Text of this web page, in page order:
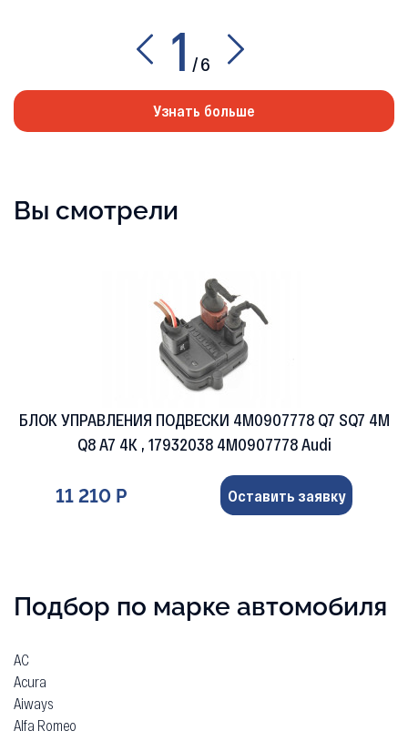
1 /6
Узнать больше
Вы смотрели
БЛОК УПРАВЛЕНИЯ ПОДВЕСКИ 4M0907778 Q7 SQ7 4M
Q8 A7 4K , 17932038 4M0907778 Audi
11 210 Р Оставить заявку
Подбор по марке автомобиля
AC
Acura
Aiways
Alfa Romeo